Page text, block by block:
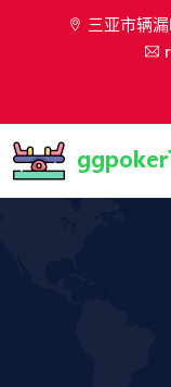
三亚市辆